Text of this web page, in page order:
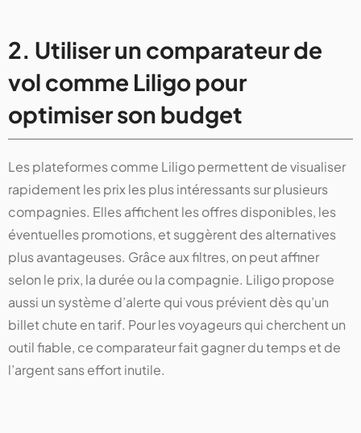
2. Utiliser un comparateur de
vol comme Liligo pour
optimiser son budget
Les plateformes comme Liligo permettent de visualiser
rapidement les prix les plus intéressants sur plusieurs
compagnies. Elles affichent les offres disponibles, les
éventuelles promotions, et suggèrent des alternatives
plus avantageuses. Grâce aux filtres, on peut affiner
selon le prix, la durée ou la compagnie. Liligo propose
aussi un système d’alerte qui vous prévient dès qu’un
billet chute en tarif. Pour les voyageurs qui cherchent un
outil fiable, ce comparateur fait gagner du temps et de
l’argent sans effort inutile.